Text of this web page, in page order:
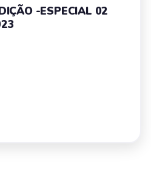
-ESPECIAL 02